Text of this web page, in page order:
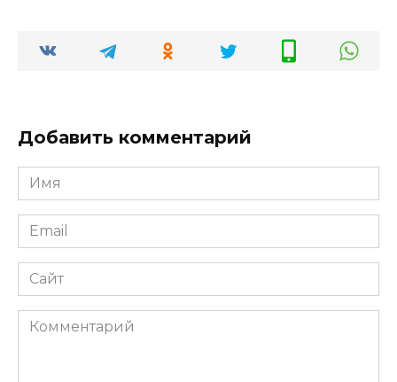
Добавить комментарий
Имя
*
Email
*
Сайт
Комментарий